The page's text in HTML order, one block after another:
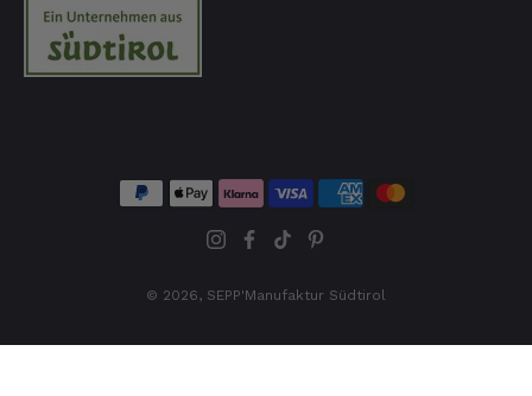
© 2026, SEPP'Manufaktur Südtirol